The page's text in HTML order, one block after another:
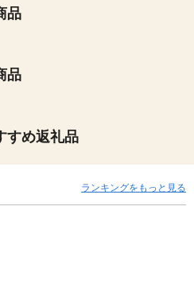
品
品
すめ返礼品
ランキングをもっと見る